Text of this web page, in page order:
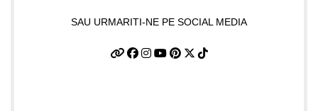
SAU URMARITI-NE PE SOCIAL MEDIA